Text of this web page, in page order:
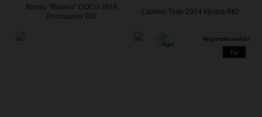
Barolo "Ravera" DOCG 2016
Principiano BIO
Camino Tinto 2024 Irjimpa BIO
Nejprodávanější
Tip